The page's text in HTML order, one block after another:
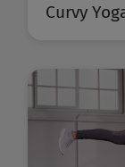
Curvy